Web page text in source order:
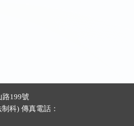
路199號
科) 傳真電話：